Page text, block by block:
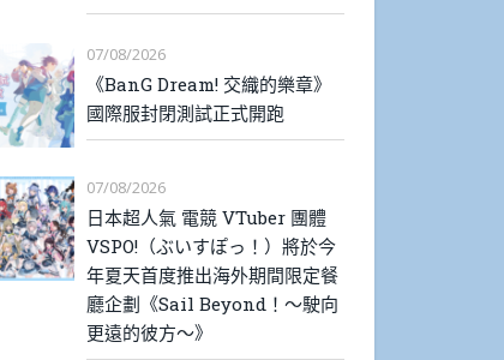
07/08/2026
《BanG Dream! 交織的樂章》
國際服封閉測試正式開跑
07/08/2026
日本超人氣 電競 VTuber 團體
VSPO!（ぶいすぽっ！）將於今
年夏天首度推出海外期間限定餐
廳企劃《Sail Beyond！～駛向
更遠的彼方～》